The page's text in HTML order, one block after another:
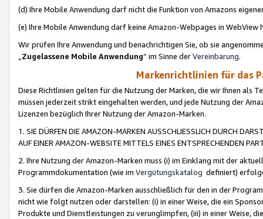
(d) Ihre Mobile Anwendung darf nicht die Funktion von Amazons
(e) Ihre Mobile Anwendung darf keine Amazon-Webpages in WebView
Wir prüfen Ihre Anwendung und benachrichtigen Sie, ob sie
„Zugelassene Mobile Anwendung“ im Sinne derVereinbarung.
Markenrichtlinien für das
Diese Richtlinien gelten für die Nutzung der Marken, die wir Ihnen als
müssen jederzeit strikt eingehalten werden, und jede Nutzung der
Lizenzen bezüglich Ihrer Nutzung der Amazon-Marken.
1. SIE DÜRFEN DIE AMAZON-MARKEN AUSSCHLIESSLICH DURCH
AUF EINER AMAZON-WEBSITE MITTELS EINES ENTSPRECHENDEN
2. Ihre Nutzung der Amazon-Marken muss (i) im Einklang mit der
Programmdokumentation (wie im Vergütungskatalog definiert)
3. Sie dürfen die Amazon-Marken ausschließlich für den in der
nicht wie folgt nutzen oder darstellen: (i) in einer Weise, die ein
Produkte und Dienstleistungen zu verunglimpfen, (iii) in einer Weise,